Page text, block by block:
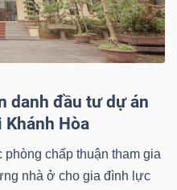
danh đầu tư dự án
Khánh Hòa
chấp thuận tham gia
nhà ở cho gia đình lực